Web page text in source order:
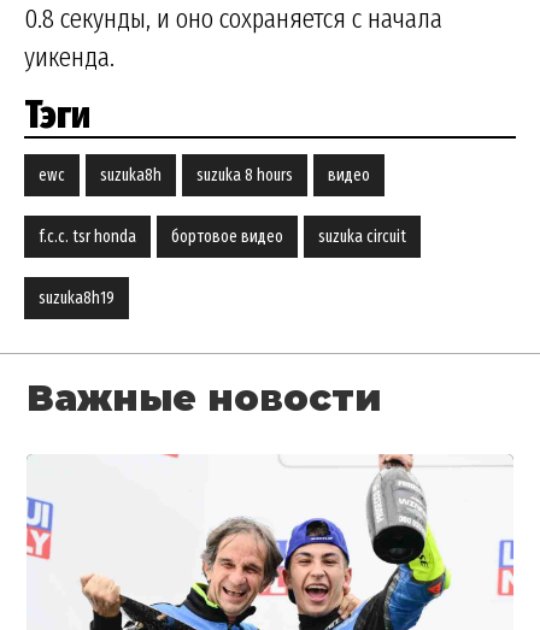
0.8 секунды, и оно сохраняется с начала
уикенда.
Тэги
ewc suzuka8h suzuka 8 hours видео
f.c.c. tsr honda бортовое видео suzuka circuit
suzuka8h19
Важные новости